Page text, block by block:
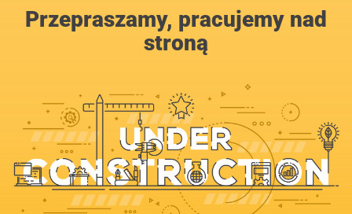
Przepraszamy, pracujemy nad
stroną